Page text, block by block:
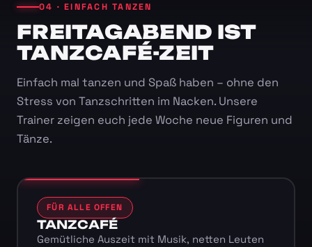
04 · EINFACH TANZEN
FREITAGABEND IST
TANZCAFÉ-ZEIT
Einfach mal tanzen und Spaß haben – ohne den
Stress von Tanzschritten im Nacken. Unsere
Trainer zeigen euch jede Woche neue Figuren und
Tänze.
FÜR ALLE OFFEN
TANZCAFÉ
Gemütliche Auszeit mit Musik, netten Leuten